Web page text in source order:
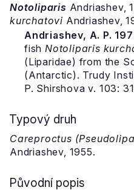
Notoliparis Andriashev,
kurchatovi Andriashev,
Andriashev, A. P.
fish Notoliparis
(Liparidae) from the
(Antarctic). Trudy
P. Shirshova v. 103:
Typový druh
Careproctus
Andriashev, 1955.
Původní popis